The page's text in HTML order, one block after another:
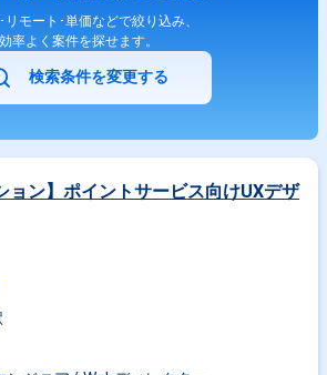
リモート･単価などで絞り込み、
効率よく案件を探せます。
検索条件を変更する
ョン】ポイントサービス向けUXデザ